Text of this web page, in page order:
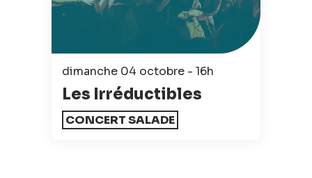
dimanche 04 octobre - 16h
Les Irréductibles
CONCERT SALADE